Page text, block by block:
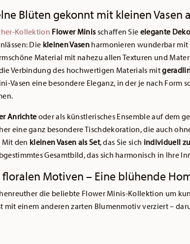
Blüten gekonnt mit kleinen Vasen
Kollektion Flower Minisschaffen Sie elegante
Die kleinen Vasenharmonieren wunderbar mit
Material mit nahezu allen Texturen und
Verbindung des hochwertigen Materials mit
Vasen eine besondere Eleganz, in der je nach Form
Anrichteoder als künstlerisches Ensemble auf dem
eine ganz besondere Tischdekoration, die auch
den kleinen Vasen als Set, das Sie sich individuell
Gesamtbild, das sich harmonisch in Ihre
Motiven – Eine blühende
die beliebte Flower Minis-Kollektion um
mit einem anderen zarten Blumenmotiv verziert –